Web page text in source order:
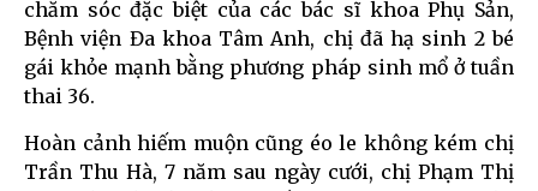
chăm sóc đặc biệt của các bác sĩ khoa Phụ Sản,
Bệnh viện Đa khoa Tâm Anh, chị đã hạ sinh 2 bé
gái khỏe mạnh bằng phương pháp sinh mổ ở tuần
thai 36.
Hoàn cảnh hiếm muộn cũng éo le không kém chị
Trần Thu Hà, 7 năm sau ngày cưới, chị Phạm Thị